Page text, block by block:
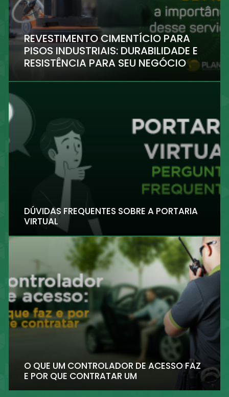
REVESTIMENTO CIMENTÍCIO PARA
PISOS INDUSTRIAIS: DURABILIDADE E
RESISTÊNCIA PARA SEU NEGÓCIO
DÚVIDAS FREQUENTES SOBRE A PORTARIA
VIRTUAL
O QUE UM CONTROLADOR DE ACESSO FAZ
E POR QUE CONTRATAR UM